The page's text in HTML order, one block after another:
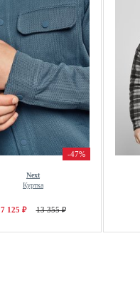
-47%
Next
Куртка
7 125 ₽ 13 355 ₽